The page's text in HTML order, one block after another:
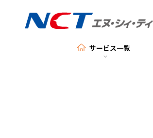
サービス一覧